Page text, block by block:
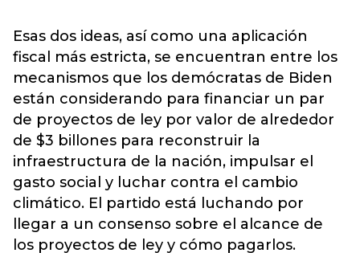
Esas dos ideas, así como una aplicación
fiscal más estricta, se encuentran entre los
mecanismos que los demócratas de Biden
están considerando para financiar un par
de proyectos de ley por valor de alrededor
de $3 billones para reconstruir la
infraestructura de la nación, impulsar el
gasto social y luchar contra el cambio
climático. El partido está luchando por
llegar a un consenso sobre el alcance de
los proyectos de ley y cómo pagarlos.